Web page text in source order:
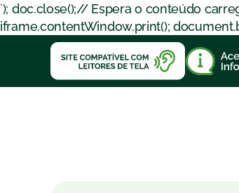
`); doc.close();// Espera o conteúdo
iframe.contentWindow.print();